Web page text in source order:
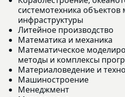
системотехника объектов
инфраструктуры
Литейное производство
Математика и механика
Математическое
методы и комплексы
Материаловедение и
Машиностроение
Менеджмент